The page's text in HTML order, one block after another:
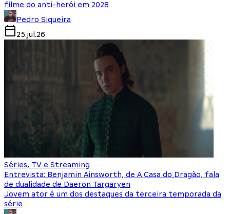
filme do anti-herói em 2028
Pedro Siqueira
25.jul.26
Séries, TV e Streaming
Entrevista: Benjamin Ainsworth, de A Casa do Dragão, fala
de dualidade de Daeron Targaryen
Jovem ator é um dos destaques da terceira temporada da
série